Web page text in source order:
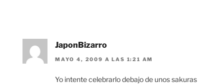
JaponBizarro
MAYO 4, 2009 A LAS 1:21 AM
Yo intente celebrarlo debajo de unos sakuras